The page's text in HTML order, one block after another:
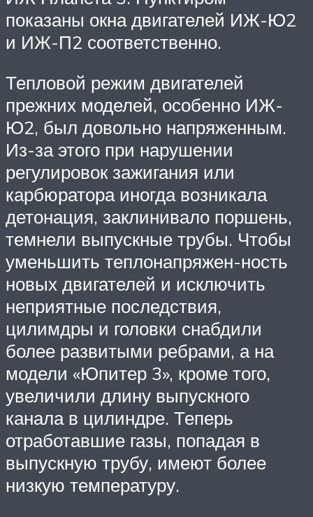
показаны окна двигателей ИЖ-Ю2
и ИЖ-П2 соответственно.
Тепловой режим двигателей
прежних моделей, особенно ИЖ-
Ю2, был довольно напряженным.
Из-за этого при нарушении
регулировок зажигания или
карбюратора иногда возникала
детонация, заклинивало поршень,
темнели выпускные трубы. Чтобы
уменьшить теплонапряжен-ность
новых двигателей и исключить
неприятные последствия,
цилимдры и головки снабдили
более развитыми ребрами, а на
модели «Юпитер 3», кроме того,
увеличили длину выпускного
канала в цилиндре. Теперь
отработавшие газы, попадая в
выпускную трубу, имеют более
низкую температуру.